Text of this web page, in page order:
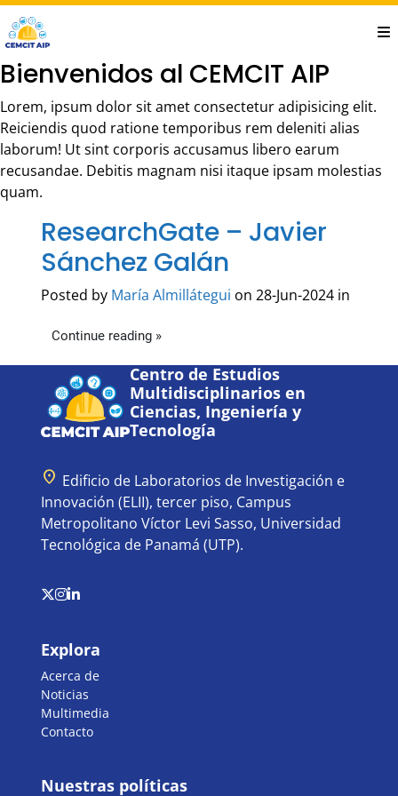
Saltar
al
contenido
principal
Bienvenidos al CEMCIT AIP
Lorem, ipsum dolor sit amet consectetur adipisicing elit.
Reiciendis quod ratione temporibus rem deleniti alias
laborum! Ut sint corporis accusamus libero earum
recusandae. Debitis magnam nisi itaque ipsam molestias
quam.
ResearchGate – Javier
Sánchez Galán
Posted by María Almillátegui on 28-Jun-2024 in
Continue reading »
Centro de Estudios
Multidisciplinarios en
Ciencias, Ingeniería y
Tecnología
location_on Edificio de Laboratorios de Investigación e
Innovación (ELII), tercer piso, Campus
Metropolitano Víctor Levi Sasso, Universidad
Tecnológica de Panamá (UTP).
Explora
Acerca de
Noticias
Multimedia
Contacto
Nuestras políticas